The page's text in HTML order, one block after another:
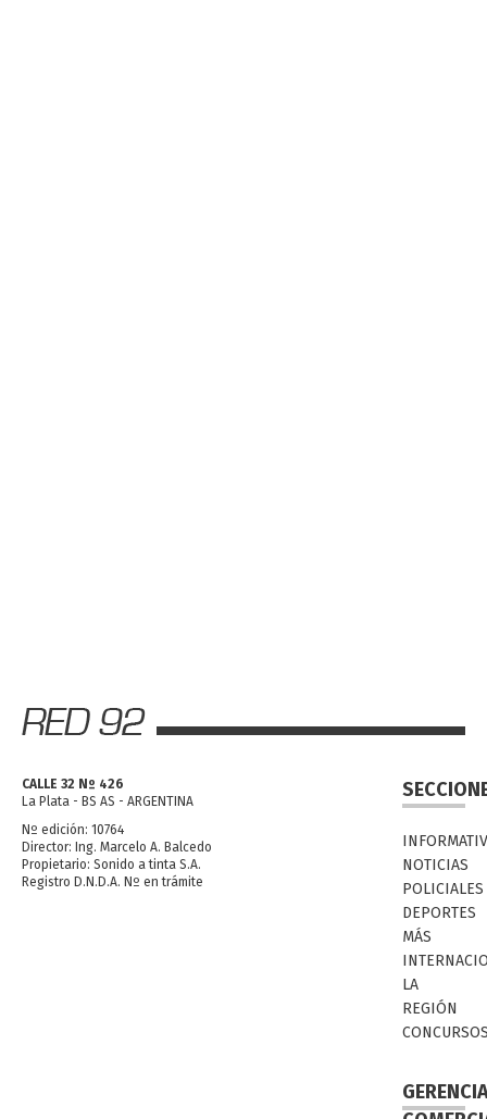
CALLE 32 Nº 426
La Plata - BS AS - ARGENTINA
Nº edición: 10764
Director: Ing. Marcelo A. Balcedo
Propietario: Sonido a tinta S.A.
Registro D.N.D.A. Nº en trámite
NOTICIAS
POLICIALES
DEPORTES
MÁS
LA
REGIÓN